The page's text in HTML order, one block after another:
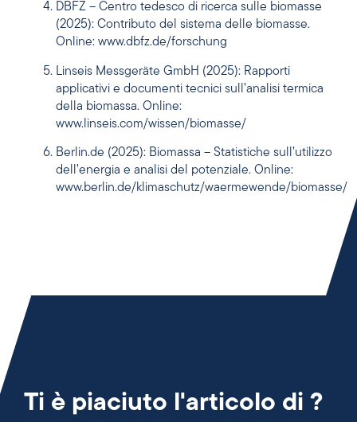
DBFZ – Centro tedesco di ricerca sulle biomasse
(2025): Contributo del sistema delle biomasse.
Online: www.dbfz.de/forschung
Linseis Messgeräte GmbH (2025): Rapporti
applicativi e documenti tecnici sull’analisi termica
della biomassa. Online:
www.linseis.com/wissen/biomasse/
Berlin.de (2025): Biomassa – Statistiche sull’utilizzo
dell’energia e analisi del potenziale. Online:
www.berlin.de/klimaschutz/waermewende/biomasse/
Ti è piaciuto l'articolo di ?